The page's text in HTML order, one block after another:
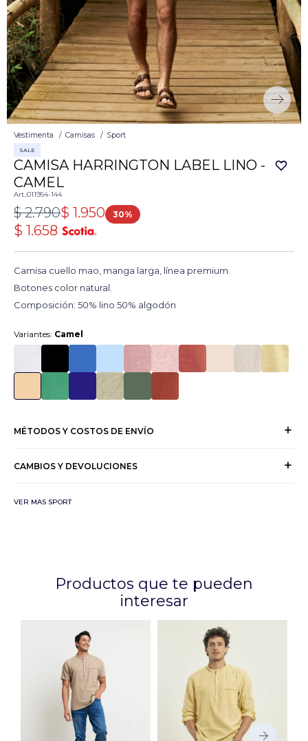
Vestimenta Camisas Sport
SALE
CAMISA HARRINGTON LABEL LINO -
CAMEL
011954-144
$ 1.950
$ 2.790 30
$ 1.658
Camisa cuello mao, manga larga, línea premium.
Botones color natural.
Composición: 50% lino 50% algodón
Variantes: Camel
MÉTODOS Y COSTOS DE ENVÍO
CAMBIOS Y DEVOLUCIONES
VER MAS SPORT
Productos que te pueden
interesar